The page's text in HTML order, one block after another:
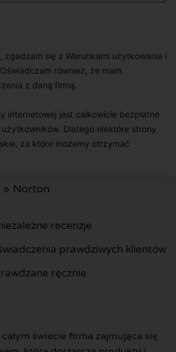
zgadzam się z Warunkami użytkowania i
również, że mam
z daną firmą.
internetowej jest całkowicie bezpłatne
Dlatego niektóre strony
za które możemy otrzymać
» Norton
recenzje
prawdziwych klientów
ręcznie
świecie firma zajmująca się